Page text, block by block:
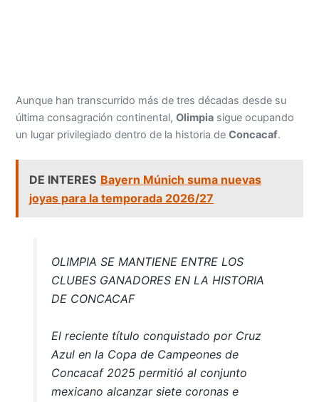
Aunque han transcurrido más de tres décadas desde su
última consagración continental,Olimpia sigue ocupando
un lugar privilegiado dentro de la historia deConcacaf.
DE INTERES Bayern Múnich suma nuevas
joyas para la temporada 2026/27
OLIMPIA SE MANTIENE ENTRE LOS
CLUBES GANADORES EN LA HISTORIA
DE CONCACAF
El reciente título conquistado por Cruz
Azul en la Copa de Campeones de
Concacaf 2025 permitió al conjunto
mexicano alcanzar siete coronas e